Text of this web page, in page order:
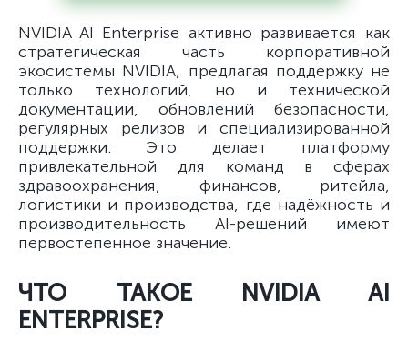
NVIDIA AI Enterprise активно развивается как
стратегическая часть корпоративной
экосистемы NVIDIA, предлагая поддержку не
только технологий, но и технической
документации, обновлений безопасности,
регулярных релизов и специализированной
поддержки. Это делает платформу
привлекательной для команд в сферах
здравоохранения, финансов, ритейла,
логистики и производства, где надёжность и
производительность AI-решений имеют
первостепенное значение.
ЧТО ТАКОЕ NVIDIA AI
ENTERPRISE?